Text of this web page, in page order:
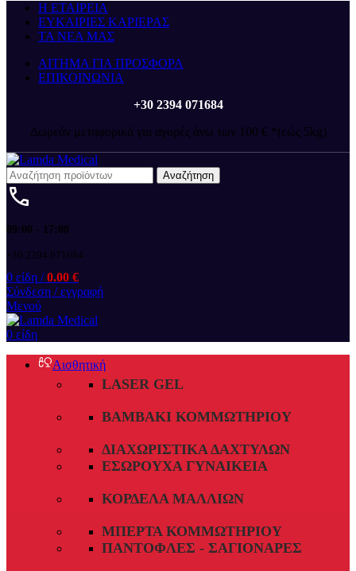
Η ΕΤΑΙΡΕΙΑ
ΕΥΚΑΙΡΙΕΣ ΚΑΡΙΕΡΑΣ
ΤΑ ΝΕΑ ΜΑΣ
ΑΙΤΗΜΑ ΓΙΑ ΠΡΟΣΦΟΡΑ
ΕΠΙΚΟΙΝΩΝΙΑ
+30 2394 071684
Δωρεάν μεταφορικά για αγορές άνω των 100 € *(εώς 5kg)
Αναζήτηση
09:00 - 17:00
+30 2394 071684
0 είδη / 0.00 €
Σύνδεση / εγγραφή
Μενού
0 είδη
Αισθητική
LASER GEL
ΒΑΜΒΆΚΙ ΚΟΜΜΩΤΗΡΊΟΥ
ΔΙΑΧΩΡΙΣΤΙΚΆ ΔΑΧΤΎΛΩΝ
ΕΣΏΡΟΥΧΑ ΓΥΝΑΙΚΕΊΑ
ΚΟΡΔΈΛΑ ΜΑΛΛΙΏΝ
ΜΠΈΡΤΑ ΚΟΜΜΩΤΗΡΊΟΥ
ΠΑΝΤΌΦΛΕΣ - ΣΑΓΙΟΝΆΡΕΣ